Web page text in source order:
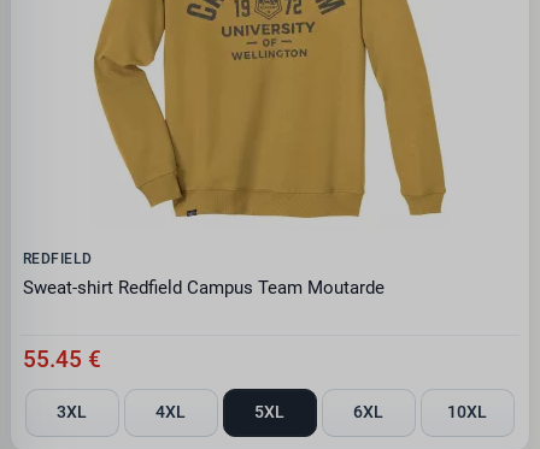
REDFIELD
Sweat-shirt Redfield Campus Team Moutarde
55.45 €
3XL 4XL 5XL 6XL 10XL